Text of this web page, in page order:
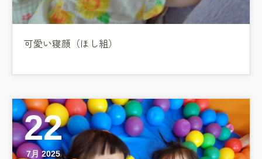
可愛い寝顔（ほし組）
22
7月 2025